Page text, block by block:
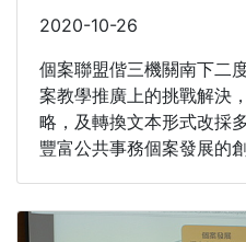
2020-10-26
個案聯盟偕三機關南下二
案教學推廣上的挑戰解決
略，及轉換文本形式改採
豐富公共事務個案發展的